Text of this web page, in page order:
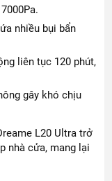
nhiều bụi bẩn
liên tục 120 phút,
gây khó chịu
L20 Ultra trở
nhà cửa, mang lại